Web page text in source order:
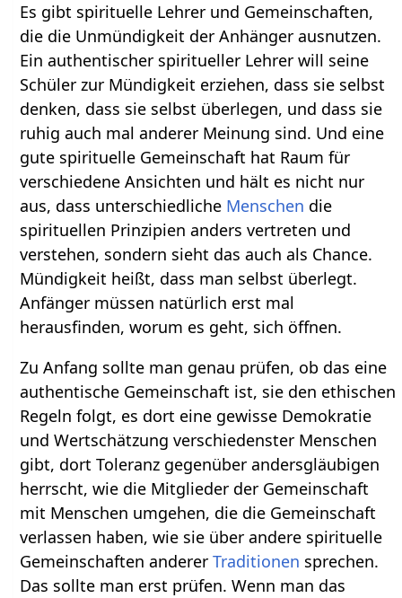
Es gibt spirituelle Lehrer und Gemeinschaften,
die die Unmündigkeit der Anhänger ausnutzen.
Ein authentischer spiritueller Lehrer will seine
Schüler zur Mündigkeit erziehen, dass sie selbst
denken, dass sie selbst überlegen, und dass sie
ruhig auch mal anderer Meinung sind. Und eine
gute spirituelle Gemeinschaft hat Raum für
verschiedene Ansichten und hält es nicht nur
aus, dass unterschiedliche Menschen die
spirituellen Prinzipien anders vertreten und
verstehen, sondern sieht das auch als Chance.
Mündigkeit heißt, dass man selbst überlegt.
Anfänger müssen natürlich erst mal
herausfinden, worum es geht, sich öffnen.
Zu Anfang sollte man genau prüfen, ob das eine
authentische Gemeinschaft ist, sie den ethischen
Regeln folgt, es dort eine gewisse Demokratie
und Wertschätzung verschiedenster Menschen
gibt, dort Toleranz gegenüber andersgläubigen
herrscht, wie die Mitglieder der Gemeinschaft
mit Menschen umgehen, die die Gemeinschaft
verlassen haben, wie sie über andere spirituelle
Gemeinschaften andererTraditionen sprechen.
Das sollte man erst prüfen. Wenn man das